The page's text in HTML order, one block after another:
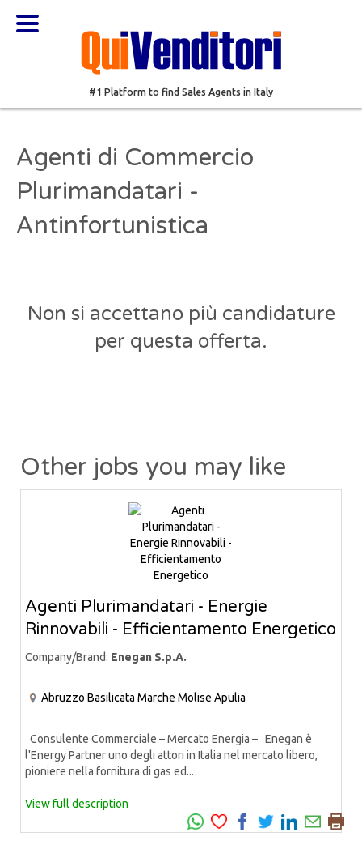
#1 Platform to find Sales Agents in Italy
Agenti di Commercio
Plurimandatari -
Antinfortunistica
Non si accettano più candidature
per questa offerta.
Other jobs you may like
Agenti Plurimandatari - Energie
Rinnovabili - Efficientamento Energetico
Company/Brand: Enegan S.p.A.
Abruzzo Basilicata Marche Molise Apulia
Consulente Commerciale – Mercato Energia – Enegan è
l'Energy Partner uno degli attori in Italia nel mercato libero,
pioniere nella fornitura di gas ed...
View full description